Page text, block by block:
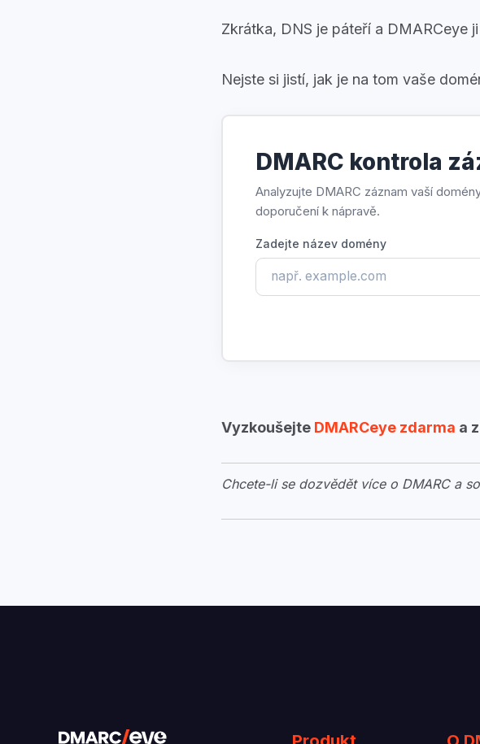
Zkrátka, DNS je páteří a DMARCeye
Nejste si jistí, jak je na tom vaše
DMARC kontrola
Analyzujte DMARC záznam vaší
doporučení k nápravě.
Zadejte název domény
Vyzkoušejte DMARCeye zdarma a
Chcete-li se dozvědět více o DMARC a